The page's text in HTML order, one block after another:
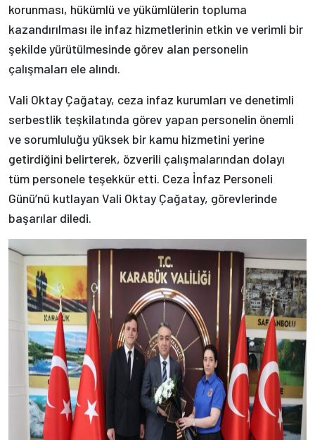
korunması, hükümlü ve yükümlülerin topluma
kazandırılması ile infaz hizmetlerinin etkin ve verimli bir
şekilde yürütülmesinde görev alan personelin
çalışmaları ele alındı.
Vali Oktay Çağatay, ceza infaz kurumları ve denetimli
serbestlik teşkilatında görev yapan personelin önemli
ve sorumluluğu yüksek bir kamu hizmetini yerine
getirdiğini belirterek, özverili çalışmalarından dolayı
tüm personele teşekkür etti. Ceza İnfaz Personeli
Günü’nü kutlayan Vali Oktay Çağatay, görevlerinde
başarılar diledi.